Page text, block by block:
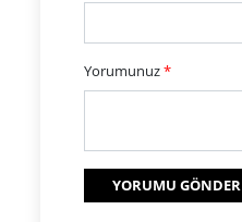
Yorumunuz*
YORUMU GÖNDER